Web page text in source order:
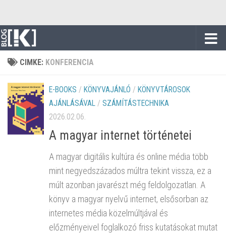
CIMKE: KONFERENCIA
E-BOOKS / KÖNYVAJÁNLÓ / KÖNYVTÁROSOK
AJÁNLÁSÁVAL / SZÁMÍTÁSTECHNIKA
2026.02.06.
A magyar internet történetei
A magyar digitális kultúra és online média több
mint negyedszázados múltra tekint vissza, ez a
múlt azonban javarészt még feldolgozatlan. A
könyv a magyar nyelvű internet, elsősorban az
internetes média közelmúltjával és
előzményeivel foglalkozó friss kutatásokat mutat